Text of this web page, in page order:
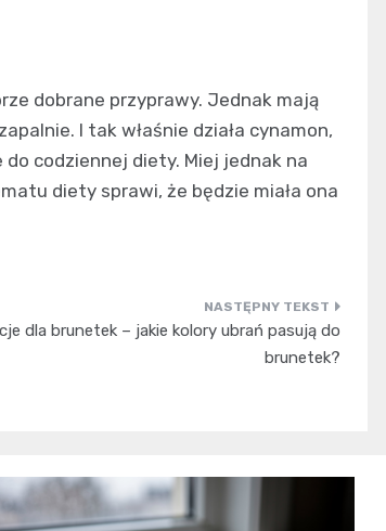
dobrane przyprawy. Jednak mają
I tak właśnie działa cynamon,
codziennej diety. Miej jednak na
diety sprawi, że będzie miała ona
dla brunetek – jakie kolory ubrań pasują do
brunetek?